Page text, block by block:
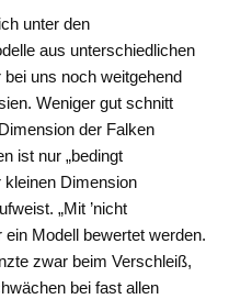
unter den
aus unterschiedlichen
uns noch weitgehend
Weniger gut schnitt
der Falken
ist nur „bedingt
kleinen Dimension
„Mit ’nicht
Modell bewertet werden.
zwar beim Verschleiß,
bei fast allen